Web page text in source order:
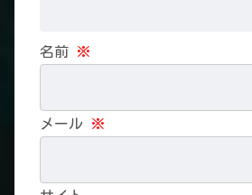
名前 ※
メール ※